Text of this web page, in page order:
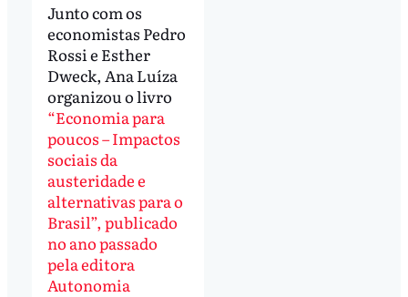
Junto com os
economistas Pedro
Rossi e Esther
Dweck, Ana Luíza
organizou o livro
“Economia para
poucos – Impactos
sociais da
austeridade e
alternativas para o
Brasil”, publicado
no ano passado
pela editora
Autonomia